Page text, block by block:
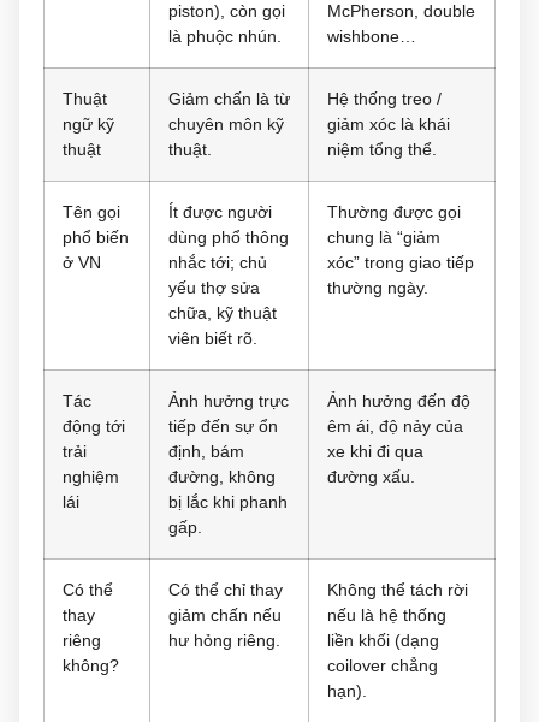
piston), còn gọi
là phuộc nhún.
McPherson, double
wishbone…
Thuật
ngữ kỹ
thuật
Giảm chấn là từ
chuyên môn kỹ
thuật.
Hệ thống treo /
giảm xóc là khái
niệm tổng thể.
Tên gọi
phổ biến
ở VN
Ít được người
dùng phổ thông
nhắc tới; chủ
yếu thợ sửa
chữa, kỹ thuật
viên biết rõ.
Thường được gọi
chung là “giảm
xóc” trong giao tiếp
thường ngày.
Tác
động tới
trải
nghiệm
lái
Ảnh hưởng trực
tiếp đến sự ổn
định, bám
đường, không
bị lắc khi phanh
gấp.
Ảnh hưởng đến độ
êm ái, độ nảy của
xe khi đi qua
đường xấu.
Có thể
thay
riêng
không?
Có thể chỉ thay
giảm chấn nếu
hư hỏng riêng.
Không thể tách rời
nếu là hệ thống
liền khối (dạng
coilover chẳng
hạn).